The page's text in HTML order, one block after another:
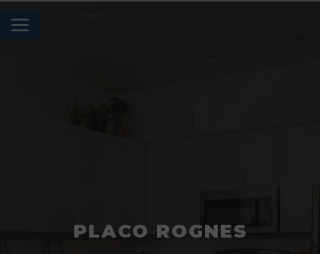
PLACO ROGNES